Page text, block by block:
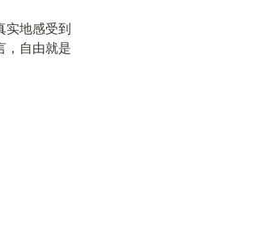
地感受到
，自由就是